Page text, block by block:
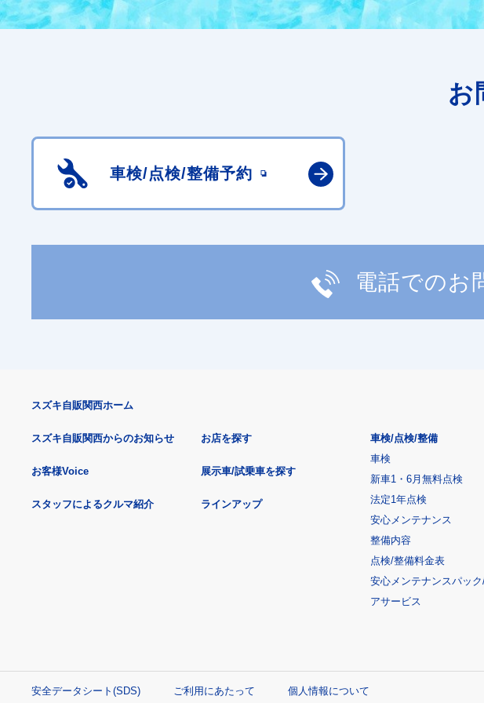
お
車検/点検/整備予約
電話でのお
スズキ自販関西ホーム
スズキ自販関西からのお知らせ
お客様Voice
スタッフによるクルマ紹介
お店を探す
展示車/試乗車を探す
ラインアップ
車検/点検/整備
車検
新車1・6月無料点検
法定1年点検
安心メンテナンス
整備内容
点検/整備料金表
安心メンテナンスパッ
アサービス
安全データシート(SDS) ご利用にあたって 個人情報について